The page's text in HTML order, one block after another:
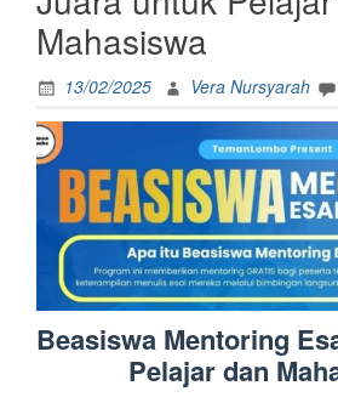
Mahasiswa
13/02/2025 Vera Nursyarah
Beasiswa Mentoring
Pelajar dan